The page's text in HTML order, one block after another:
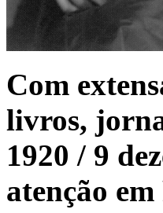
Com
livros,
1920 / 9
atenção